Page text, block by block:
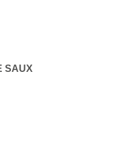
SAUX